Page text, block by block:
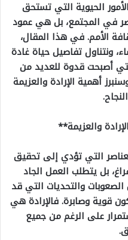
الحيوية التي تستحق
في المجتمع، بل هي عمود
الأمم. في هذا المقال،
تفاصيل حياة غادة
أصبحت قدوة للعديد من
أهمية الإرادة والعزيمة
والعزيمة**
التي تؤدي إلى تحقيق
بل يتطلب العمل الجاد
والتحديات التي قد
قوية وصابرة. فالإرادة هي
على الرغم من جميع